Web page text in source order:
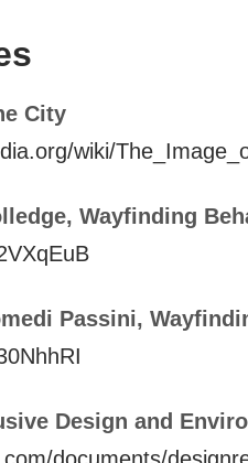
City
wiki/
Wayfinding
Passini,
Design and